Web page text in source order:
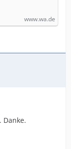
www.wa.de
Danke.